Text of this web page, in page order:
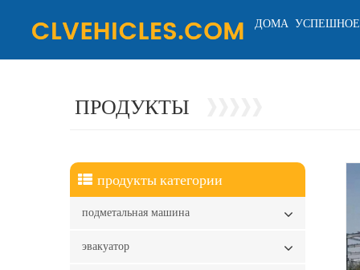
ДОМА
ПРОДУКТЫ
продукты категории
подметальная машина
эвакуатор